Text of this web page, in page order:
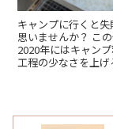
キャンプに行くと
思いませんか？ こ
2020年にはキャン
工程の少なさを上